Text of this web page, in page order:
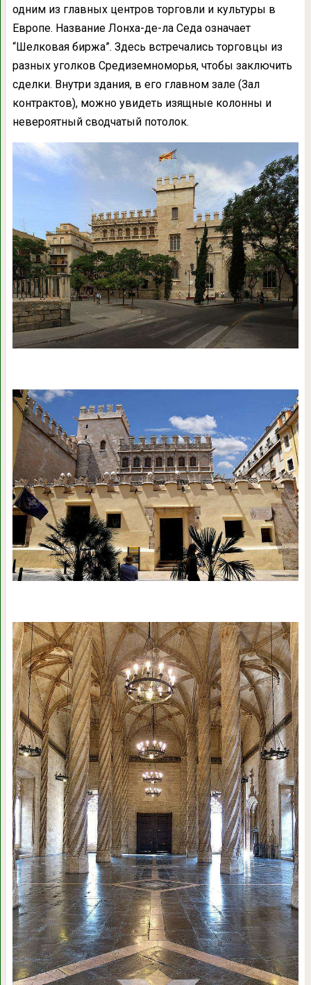
одним из главных центров торговли и культуры в
Европе. Название Лонха-де-ла Седа означает
“Шелковая биржа”. Здесь встречались торговцы из
разных уголков Средиземноморья, чтобы заключить
сделки. Внутри здания, в его главном зале (Зал
контрактов), можно увидеть изящные колонны и
невероятный сводчатый потолок.